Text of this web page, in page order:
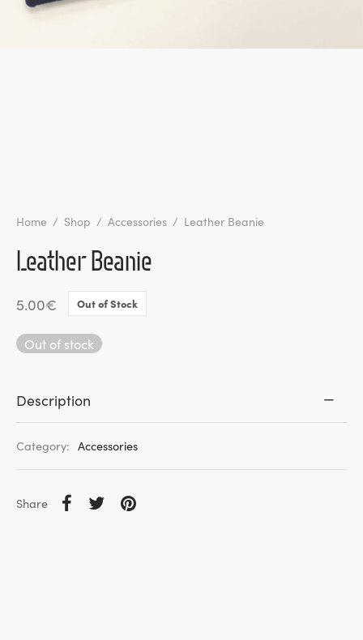
Home / Shop / Accessories / Leather Beanie
Leather Beanie
5.00€ Out of Stock
Out of stock
Description
Category: Accessories
Share